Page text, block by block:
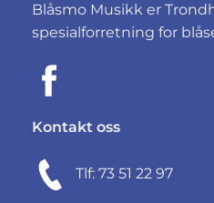
Blåsmo Musikk er
spesialforretning for
Kontakt oss
Tlf: 73 51 22 97